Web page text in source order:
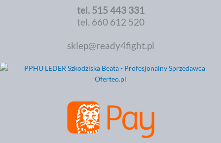
tel. 515 443 331
tel. 660 612 520
sklep@ready4fight.pl